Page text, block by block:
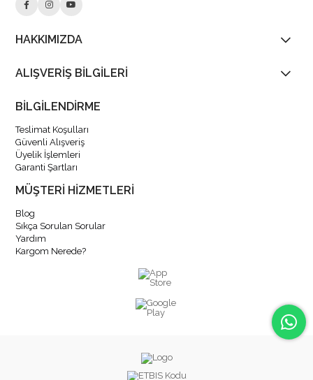
HAKKIMIZDA
ALIŞVERİŞ BİLGİLERİ
BİLGİLENDİRME
Teslimat Koşulları
Güvenli Alışveriş
Üyelik İşlemleri
Garanti Şartları
MÜŞTERİ HİZMETLERİ
Blog
Sıkça Sorulan Sorular
Yardım
Kargom Nerede?